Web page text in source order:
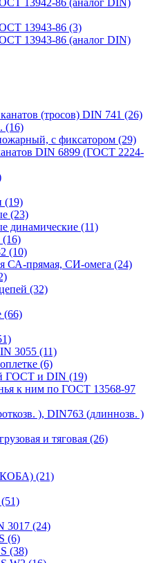
13942-86 (аналог DIN)
13943-86 (3)
13943-86 (аналог DIN)
(тросов) DIN 741 (26)
(16)
с фиксатором (29)
DIN 6899 (ГОСТ 2224-
(19)
(23)
динамические (11)
(10)
СА-прямая, СИ-омега (24)
(32)
(66)
3055 (11)
(6)
ГОСТ и DIN (19)
к ним по ГОСТ 13568-97
), DIN763 (длиннозв. )
и тяговая (26)
(21)
3017 (24)
(6)
(38)